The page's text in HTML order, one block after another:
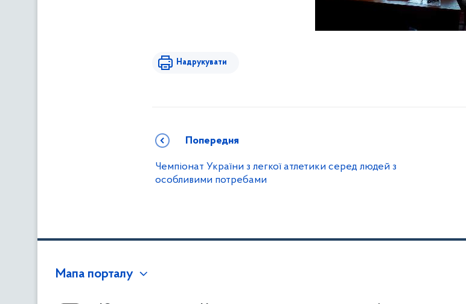
Надрукувати
Попередня
Чемпіонат України з легкої атлетики серед людей з
особливими потребами
Мапа порталу